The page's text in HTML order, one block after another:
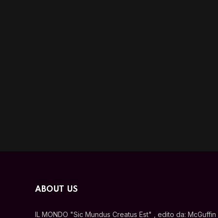
ABOUT US
IL MONDO "Sic Mundus Creatus Est" , edito da: McGuffin